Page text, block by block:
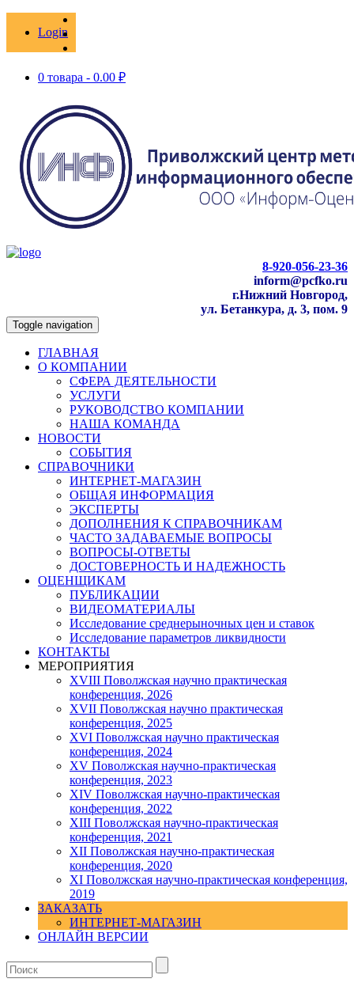
Login
0 товара - 0.00 ₽
8-920-056-23-36
inform@pcfko.ru
г.Нижний Новгород,
ул. Бетанкура, д. 3, пом. 9
Toggle navigation
ГЛАВНАЯ
О КОМПАНИИ
СФЕРА ДЕЯТЕЛЬНОСТИ
УСЛУГИ
РУКОВОДСТВО КОМПАНИИ
НАША КОМАНДА
НОВОСТИ
СОБЫТИЯ
СПРАВОЧНИКИ
ИНТЕРНЕТ-МАГАЗИН
ОБЩАЯ ИНФОРМАЦИЯ
ЭКСПЕРТЫ
ДОПОЛНЕНИЯ К СПРАВОЧНИКАМ
ЧАСТО ЗАДАВАЕМЫЕ ВОПРОСЫ
ВОПРОСЫ-ОТВЕТЫ
ДОСТОВЕРНОСТЬ И НАДЕЖНОСТЬ
ОЦЕНЩИКАМ
ПУБЛИКАЦИИ
ВИДЕОМАТЕРИАЛЫ
Исследование среднерыночных цен и ставок
Исследование параметров ликвидности
КОНТАКТЫ
МЕРОПРИЯТИЯ
XVIII Поволжская научно практическая
конференция, 2026
XVII Поволжская научно практическая
конференция, 2025
XVI Поволжская научно практическая
конференция, 2024
ХV Поволжская научно-практическая
конференция, 2023
ХIV Поволжская научно-практическая
конференция, 2022
ХIII Поволжская научно-практическая
конференция, 2021
ХII Поволжская научно-практическая
конференция, 2020
XI Поволжская научно-практическая конференция,
2019
ЗАКАЗАТЬ
ИНТЕРНЕТ-МАГАЗИН
ОНЛАЙН ВЕРСИИ